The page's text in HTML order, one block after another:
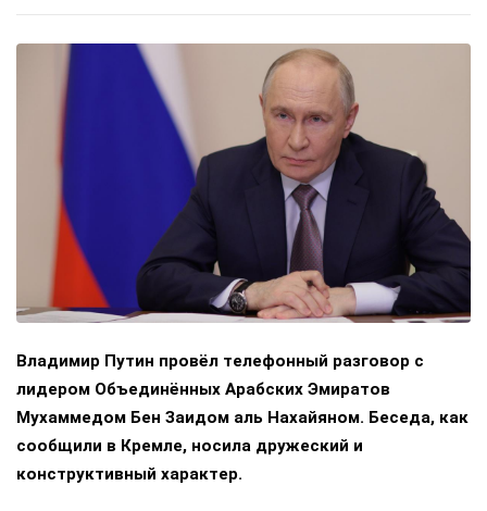
Владимир Путин провёл телефонный разговор с
лидером Объединённых Арабских Эмиратов
Мухаммедом Бен Заидом аль Нахайяном. Беседа, как
сообщили в Кремле, носила дружеский и
конструктивный характер.